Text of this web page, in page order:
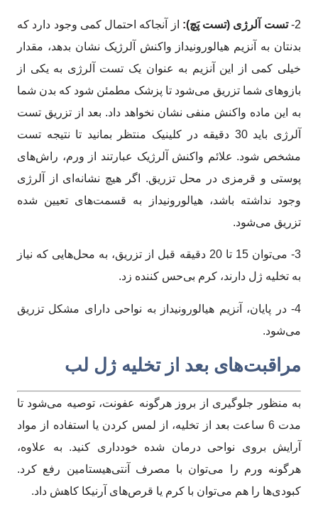
2- تست آلرژی (تست پَچ): از آنجاکه احتمال کمی وجود دارد که
بدنتان به آنزیم هیالورونیداز واکنش آلرژیک نشان بدهد، مقدار
خیلی کمی از این آنزیم به عنوان یک تست آلرژی به یکی از
بازوهای شما تزریق می‌شود تا پزشک مطمئن شود که بدن شما
به این ماده واکنش منفی نشان نخواهد داد. بعد از تزریق تست
آلرژی باید 30 دقیقه در کلینیک منتظر بمانید تا نتیجه تست
مشخص شود. علائم واکنش آلرژیک عبارتند از ورم، راش‌های
پوستی و قرمزی در محل تزریق. اگر هیچ نشانه‌‌ای از آلرژی
وجود نداشته باشد، هیالورونیداز به قسمت‌های تعیین شده
تزریق می‌شود.
3- می‌توان 15 تا 20 دقیقه قبل از تزریق، به محل‌هایی که نیاز
به تخلیه ‌ژل دارند، کرم بی‌حس کننده زد.
4- در پایان، آنزیم هیالورونیداز به نواحی دارای مشکل تزریق
می‌شود.
مراقبت‌های بعد از تخلیه ژل لب
به منظور جلوگیری از بروز هرگونه عفونت، توصیه می‌شود تا
مدت 6 ساعت بعد از تخلیه، از لمس کردن یا استفاده از مواد
آرایش بروی نواحی درمان شده خودداری کنید. به علاوه،
هرگونه ورم را می‌توان با مصرف آنتی‌هیستامین رفع کرد.
کبودی‌ها را هم می‌توان با کرم یا قرص‌های آرنیکا کاهش داد.